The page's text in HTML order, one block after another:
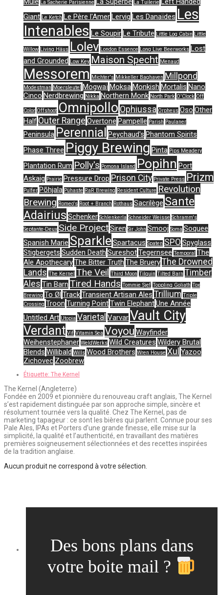
La Sacherie Parisienne La Tuilerie
Giant Le Ketch Le Père l'AmerLervig Les Danaïdes Les
Intenables Le SoupirLe Tribute Little Log Cabin Little
Willow Living Häus Lolev London Essence Long Live Beerworks Lost
and Grounded Low Key Maison Specht Menaud
Messorem Michter's Mikkeller Baghaven Millpond
Modestman Moersleutel MogwaïMoksaMonkish Mortalis Nano
Cinco Nerdbrewing Nikka Northern Monk North Park O'Clock Off
Color Offshoot Omnipollo Ophiussa Orpheus Oso Other
Half Outer Range Overtone Pampelle Parish Paulaner
Peninsula Perennial Peychaud's Phantom Spirits
Phase Three Piggy Brewing Pinta Pips Meadery
Plantation Rum Polly's Pomona Island Popihn Port
Askaig Prairie Pressure Drop Prison City Private Press Prizm
Pulfer Põhjala Pühaste RaR Brewing Resident Culture Revolution
Brewing Romeo's Root + Branch Rothaus Sacrilège Sante
Adairius Schenker Schlenkerla Schneider Weisse Schramm's
Septante-Deux Side ProjectSiren Sir John Smooj Soma Soquee
Spanish Marie SparkleSpartacus Spaten SPO Spyglass
Stigbergets Sudden Death SureshotTegernsee Temporal The
Ale ApothecaryThe Bitter Truth The BrueryThe Drowned
Lands The Kernel The Veil Third Moon Tilquin Tilted Barn Timber
Ales Tin Barn Tired Hands Tommie Sjef Toppling Goliath Tox
Brewing To Øl TrackTransient Artisan Ales Trillium Triple
Crossing Troon Turning PointTwin ElephantUne Année
Untitled Art Utopia Varietal VarvarVault City
Verdant Vif Vitamin Sea Voyou Wayfinder
Weihenstephaner WeldWerks Wild Creatures Wildery Brutal
Blends Willibald Wills Wood Brothers Wren House Xul Yazoo
Zichovec Zoobrew
Étiquette: The Kernel
The Kernel (Angleterre)
Fondée en 2009 et pionnière du renouveau craft anglais, The Kernel
s’est rapidement distinguée par son approche simple, sincère et
résolument tournée vers la qualité. Chez The Kernel, pas de
marketing tapageur : ce sont les bières qui parlent. Connue pour ses
Pale Ales, IPAs et Porters d’une grande finesse, elle mise sur la
simplicité, la qualité et l’authenticité, en travaillant des matières
premières soigneusement sélectionnées et des recettes inspirées
de la tradition anglaise.
Aucun produit ne correspond à votre sélection.
Des bons plans dans
votre boite mail ?